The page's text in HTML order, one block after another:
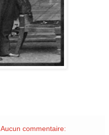
Aucun commentaire: